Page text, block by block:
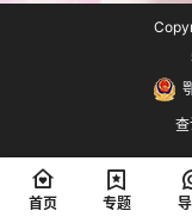
首页 专题